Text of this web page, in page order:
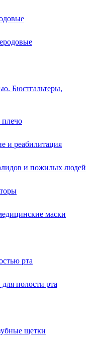
Бюстгальтеры,
и реабилитация
и пожилых людей
маски
рта
полости рта
щетки